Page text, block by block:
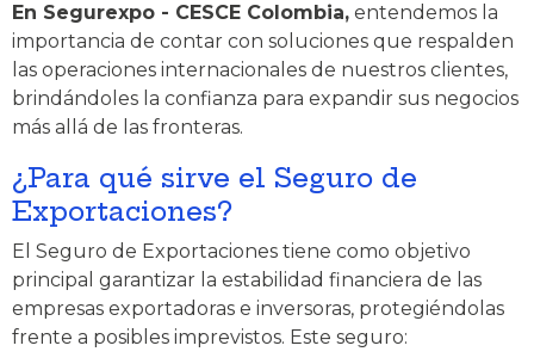
En Segurexpo - CESCE Colombia, entendemos la
importancia de contar con soluciones que respalden
las operaciones internacionales de nuestros clientes,
brindándoles la confianza para expandir sus negocios
más allá de las fronteras.
¿Para qué sirve el Seguro de
Exportaciones?
El Seguro de Exportaciones tiene como objetivo
principal garantizar la estabilidad financiera de las
empresas exportadoras e inversoras, protegiéndolas
frente a posibles imprevistos. Este seguro: